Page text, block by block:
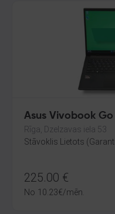
Asus Vivobook Go
Rīga, Dzelzavas iela 53
Stāvoklis Lietots
225.00 €
No 10.23€/mēn.